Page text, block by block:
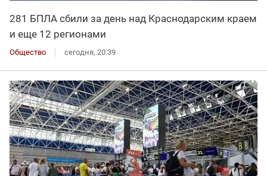
281 БПЛА сбили за день над Краснодарским краем
и еще 12 регионами
Общество сегодня, 20:39